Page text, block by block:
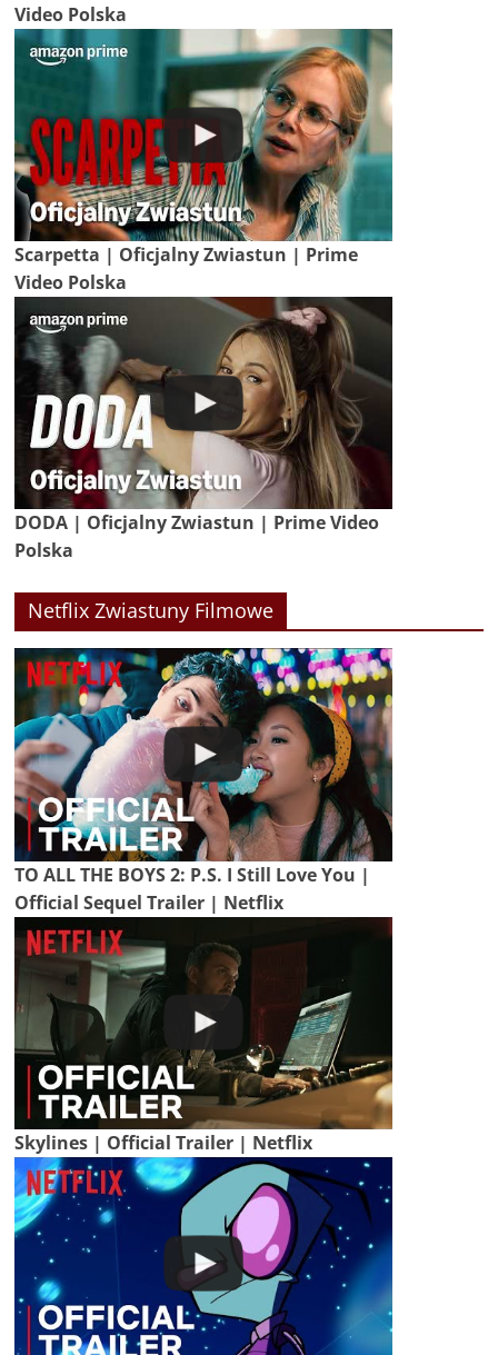
Video Polska
Scarpetta | Oficjalny Zwiastun | Prime
Video Polska
DODA | Oficjalny Zwiastun | Prime Video
Polska
Netflix Zwiastuny Filmowe
TO ALL THE BOYS 2: P.S. I Still Love You |
Official Sequel Trailer | Netflix
Skylines | Official Trailer | Netflix